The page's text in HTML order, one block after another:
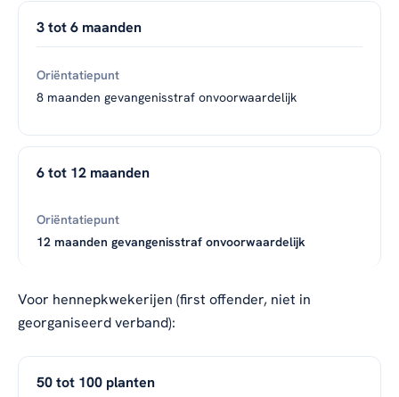
3 tot 6 maanden
8 maanden gevangenisstraf onvoorwaardelijk
6 tot 12 maanden
12 maanden gevangenisstraf onvoorwaardelijk
Voor hennepkwekerijen (first offender, niet in
georganiseerd verband):
50 tot 100 planten